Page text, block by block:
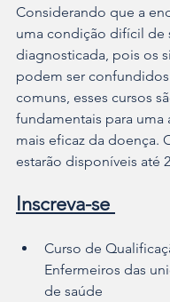
Considerando que a
uma condição difícil de
diagnosticada, pois os
podem ser
comuns, esses cursos
fundamentais para uma
mais eficaz da doença.
estarão disponíveis até
Inscreva-se
Curso de
Enfermeiros das
de saúde